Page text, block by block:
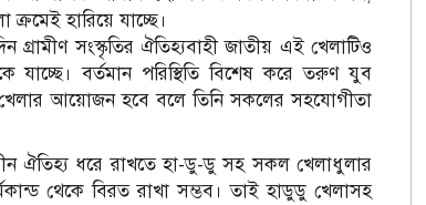
হারিয়ে যাচ্ছে।
সংস্কৃতির ঐতিহ্যবাহী জাতীয় এই খেলা‌টিও
বর্তমান পরিস্থিতি বিশেষ করে তরুণ যুব
খেলার আয়োজন হবে বলে তিনি সকলের সহযোগীতা
ঐতিহ্য ধরে রাখতে হা-ডু-ডু সহ সকল খেলাধুলার
থেকে বিরত রাখা সম্ভব। তাই হাডুডু খেলাসহ